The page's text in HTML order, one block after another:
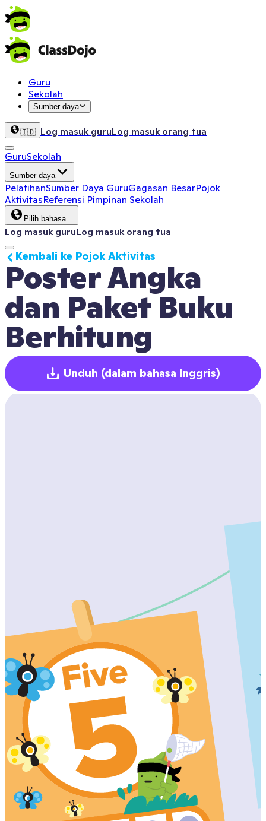
Guru
Sekolah
Sumber daya
🇮🇩 Log masuk guruLog masuk orang tua
GuruSekolah
Sumber daya
PelatihanSumber Daya GuruGagasan BesarPojok
AktivitasReferensi Pimpinan Sekolah
Pilih bahasa…
Log masuk guruLog masuk orang tua
Poster Angka
dan Paket Buku
Berhitung
Kembali ke Pojok Aktivitas
Unduh (dalam bahasa Inggris)